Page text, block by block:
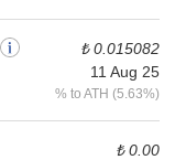
₺ 0.015082
11 Aug 25
% to ATH (5.63%)
₺ 0.00